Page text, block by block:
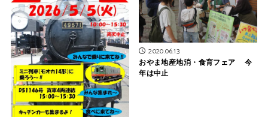
2020.06.13
おやま地産地消・食育フェア 今
年は中止